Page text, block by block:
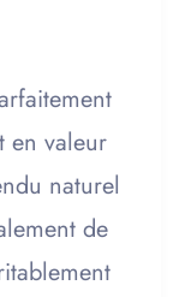
en valeur
naturel
de